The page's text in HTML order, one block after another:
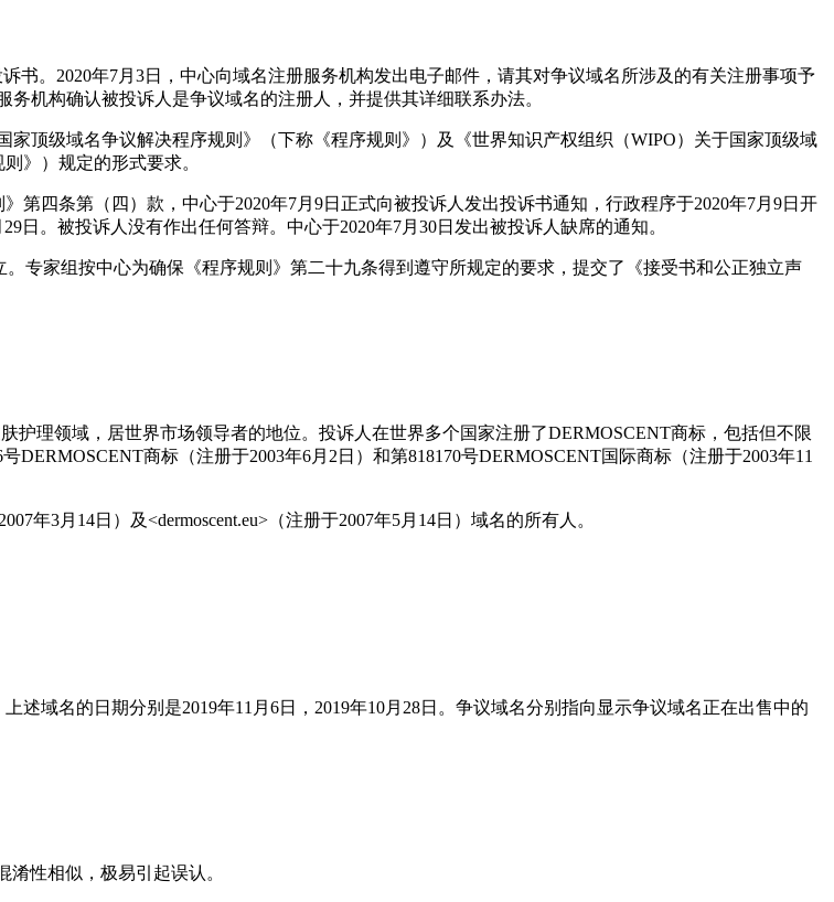
书。2020年7月3日，中心向域名注册服务机构发出电子邮件，请其对争议域名所涉及的有关注册事项予
机构确认被投诉人是争议域名的注册人，并提供其详细联系办法。
顶级域名争议解决程序规则》（下称《程序规则》）及《世界知识产权组织（WIPO）关于国家顶级域
》）规定的形式要求。
四条第（四）款，中心于2020年7月9日正式向被投诉人发出投诉书通知，行政程序于2020年7月9日开
。被投诉人没有作出任何答辩。中心于2020年7月30日发出被投诉人缺席的通知。
专家组按中心为确保《程序规则》第二十九条得到遵守所规定的要求，提交了《接受书和公正独立声
护理领域，居世界市场领导者的地位。投诉人在世界多个国家注册了DERMOSCENT商标，包括但不限
DERMOSCENT商标（注册于2003年6月2日）和第818170号DERMOSCENT国际商标（注册于2003年11
年3月14日）及<dermoscent.eu>（注册于2007年5月14日）域名的所有人。
述域名的日期分别是2019年11月6日，2019年10月28日。争议域名分别指向显示争议域名正在出售中的
性相似，极易引起误认。